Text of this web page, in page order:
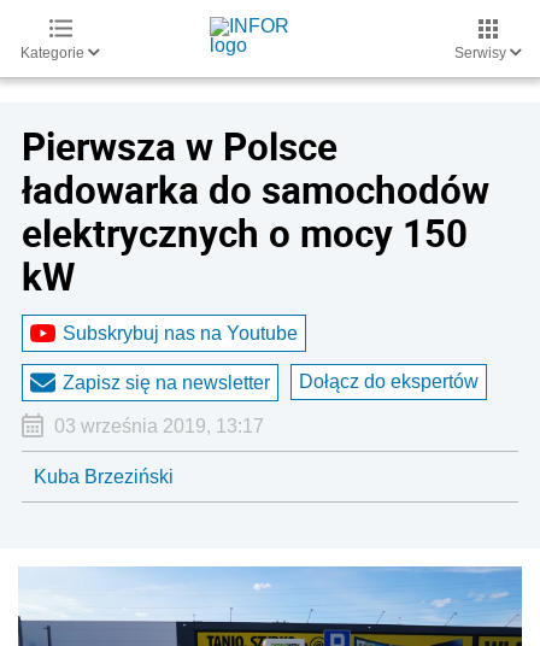
Kategorie Serwisy
Pierwsza w Polsce
ładowarka do samochodów
elektrycznych o mocy 150
kW
Subskrybuj nas na Youtube
Zapisz się na newsletter Dołącz do ekspertów
03 września 2019, 13:17
Kuba Brzeziński